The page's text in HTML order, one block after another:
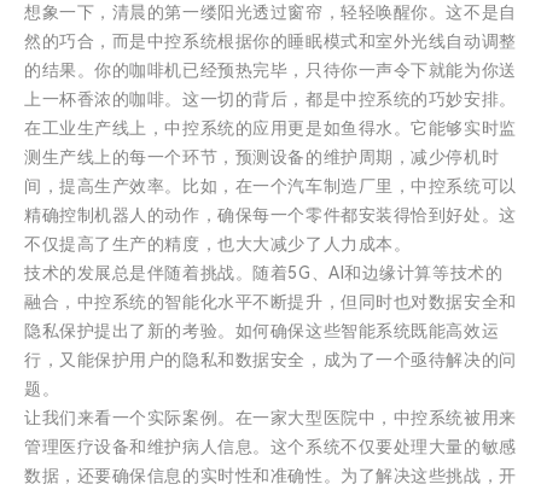
想象一下，清晨的第一缕阳光透过窗帘，轻轻唤醒你。这不是自
然的巧合，而是中控系统根据你的睡眠模式和室外光线自动调整
的结果。你的咖啡机已经预热完毕，只待你一声令下就能为你送
上一杯香浓的咖啡。这一切的背后，都是中控系统的巧妙安排。
在工业生产线上，中控系统的应用更是如鱼得水。它能够实时监
测生产线上的每一个环节，预测设备的维护周期，减少停机时
间，提高生产效率。比如，在一个汽车制造厂里，中控系统可以
精确控制机器人的动作，确保每一个零件都安装得恰到好处。这
不仅提高了生产的精度，也大大减少了人力成本。
技术的发展总是伴随着挑战。随着5G、AI和边缘计算等技术的
融合，中控系统的智能化水平不断提升，但同时也对数据安全和
隐私保护提出了新的考验。如何确保这些智能系统既能高效运
行，又能保护用户的隐私和数据安全，成为了一个亟待解决的问
题。
让我们来看一个实际案例。在一家大型医院中，中控系统被用来
管理医疗设备和维护病人信息。这个系统不仅要处理大量的敏感
数据，还要确保信息的实时性和准确性。为了解决这些挑战，开